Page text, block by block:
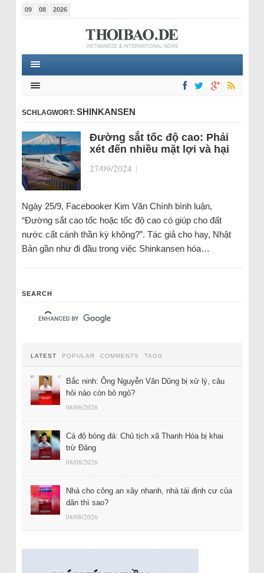
09 08 2026
SCHLAGWORT: SHINKANSEN
Đường sắt tốc độ cao: Phải
xét đến nhiều mặt lợi và hại
27/09/2024 |
Ngày 25/9, Facebooker Kim Văn Chính bình luận,
“Đường sắt cao tốc hoặc tốc độ cao có giúp cho đất
nước cất cánh thần kỳ không?”. Tác giả cho hay, Nhật
Bản gần như đi đầu trong việc Shinkansen hóa…
SEARCH
LATEST POPULAR COMMENTS TAGS
Bắc ninh: Ông Nguyễn Văn Dũng bị xử lý, câu
hỏi nào còn bỏ ngỏ?
08/08/2026
Cá độ bóng đá: Chủ tịch xã Thanh Hóa bị khai
trừ Đảng
08/08/2026
Nhà cho công an xây nhanh, nhà tái định cư của
dân thì sao?
08/08/2026